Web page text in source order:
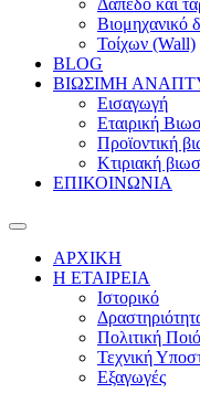
Δάπεδο και
Βιομηχανικό
Τοίχων (Wall)
BLOG
ΒΙΩΣΙΜΗ
Εισαγωγή
Εταιρική
Προϊοντική
Κτιριακή
ΕΠΙΚΟΙΝΩΝΙΑ
ΑΡΧΙΚΗ
Η ΕΤΑΙΡΕΙΑ
Ιστορικό
Πολιτική
Τεχνική
Εξαγωγές